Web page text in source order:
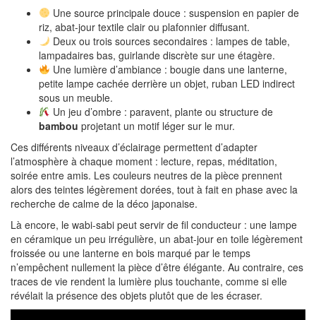
Une source principale douce : suspension en papier de
riz, abat-jour textile clair ou plafonnier diffusant.
Deux ou trois sources secondaires : lampes de table,
lampadaires bas, guirlande discrète sur une étagère.
Une lumière d’ambiance : bougie dans une lanterne,
petite lampe cachée derrière un objet, ruban LED indirect
sous un meuble.
Un jeu d’ombre : paravent, plante ou structure de
bambou projetant un motif léger sur le mur.
Ces différents niveaux d’éclairage permettent d’adapter
l’atmosphère à chaque moment : lecture, repas, méditation,
soirée entre amis. Les couleurs neutres de la pièce prennent
alors des teintes légèrement dorées, tout à fait en phase avec la
recherche de calme de la déco japonaise.
Là encore, le wabi-sabi peut servir de fil conducteur : une lampe
en céramique un peu irrégulière, un abat-jour en toile légèrement
froissée ou une lanterne en bois marqué par le temps
n’empêchent nullement la pièce d’être élégante. Au contraire, ces
traces de vie rendent la lumière plus touchante, comme si elle
révélait la présence des objets plutôt que de les écraser.